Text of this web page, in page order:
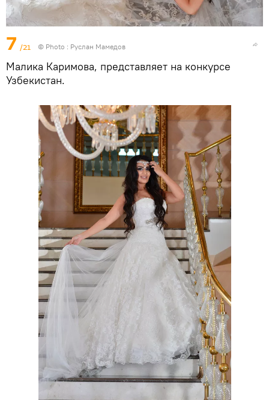
7 /21 © Photo : Руслан Мамедов
Малика Каримова, представляет на конкурсе
Узбекистан.